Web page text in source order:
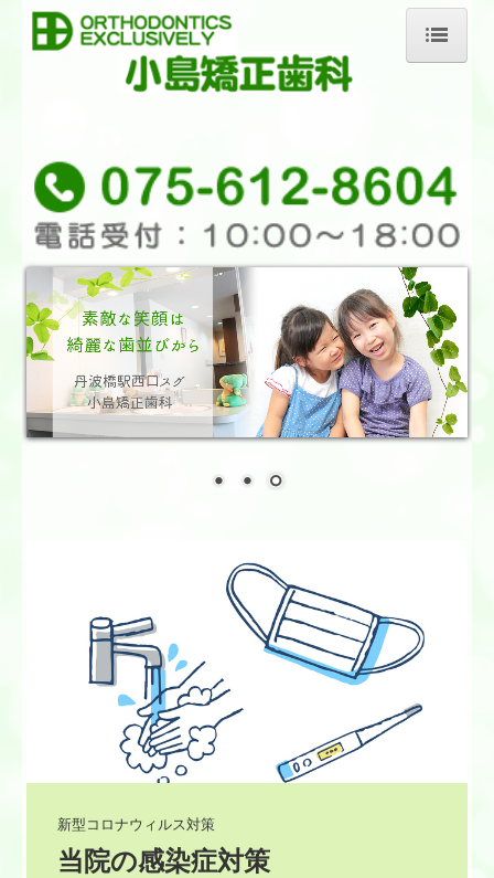
当院の治療方針
アクセス
お問合せ
料金費用について
よくあるご質問
矯正歯科治療に伴う一般的なリスク・副作用について
個人情報保護方針
新型コロナウィルス感染症対策
新型コロナウィルス対策
当院の感染症対策